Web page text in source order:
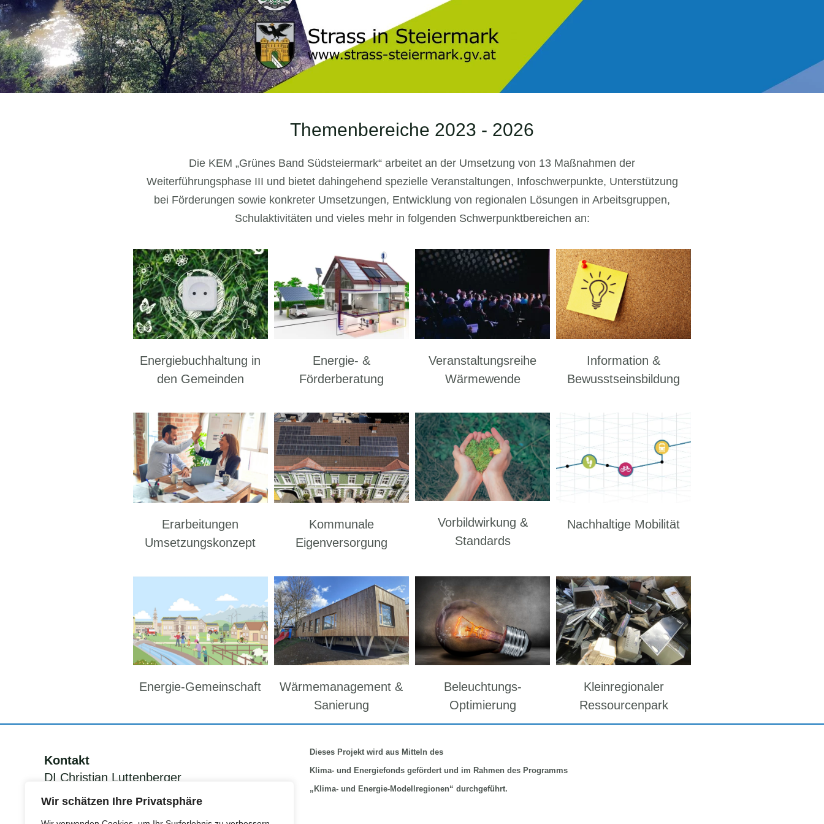
Wir schätzen Ihre Privatsphäre
Themenbereiche 2023 - 2026
Die KEM „Grünes Band Südsteiermark“ arbeitet an der Umsetzung von 13 Maßnahmen der
Weiterführungsphase III und bietet dahingehend spezielle Veranstaltungen, Infoschwerpunkte, Unterstützung
bei Förderungen sowie konkreter Umsetzungen, Entwicklung von regionalen Lösungen in Arbeitsgruppen,
Schulaktivitäten und vieles mehr in folgenden Schwerpunktbereichen an:
Energiebuchhaltung in
den Gemeinden
Energie- &
Förderberatung
Veranstaltungsreihe
Wärmewende
Information &
Bewusstseinsbildung
Erarbeitungen
Umsetzungskonzept
Kommunale
Eigenversorgung
Vorbildwirkung &
Standards
Nachhaltige Mobilität
Energie-Gemeinschaft
Wärmemanagement &
Sanierung
Beleuchtungs-
Optimierung
Kleinregionaler
Ressourcenpark
Kontakt
DI Christian Luttenberger
KEM Manager Grünes Band
Dieses Projekt wird aus Mitteln des
Klima- und Energiefonds gefördert und im Rahmen des Programms
„Klima- und Energie-Modellregionen“ durchgeführt.